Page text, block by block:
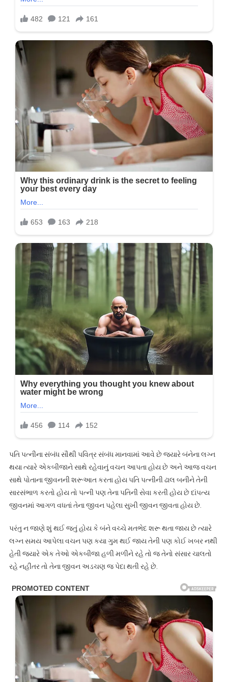
પતિ પત્નીના સંબંધ સૌથી પવિત્ર સંબંધ માનવામાં આવે છે જ્યારે બંનેના લગ્ન
થયા ત્યારે એકબીજાને સાથે રહેવાનું વચન આપતા હોય છે અને આજ વચન
સાથે પોતાના જીવનની શરૂઆત કરતા હોય પતિ પત્નીની ઢાલ બનીને તેની
સારસંભાળ કરતો હોય તો પત્ની પણ તેના પતિની સેવા કરતી હોય છે દાંપત્ય
જીવનમાં આગળ વધતાં તેના જીવન પહેલા સુખી જીવન જીવતા હોય છે.
પરંતુ ન જાણે શું થઈ જતું હોય કે બંને વચ્ચે મતભેદ શરૂ થતા જાય છે ત્યારે
લગ્ન સમય આપેલા વચન પણ કયા ગુમ થઈ જાય તેની પણ કોઈ ખબર નથી
હેતી જ્યારે એક તેઓ એકબીજા હળી મળીને રહે તો જ તેનો સંસાર ચાલતો
રહે નહીંતર તો તેના જીવન અડચણ જ પેદા થતી રહે છે.